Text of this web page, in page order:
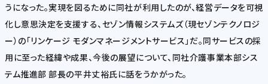
うになった。実現を図るために同社が利用したのが、経営データを可視
化し意思決定を支援する、セゾン情報システムズ（現セゾンテクノロジ
ー）の「リンケージ モダンマネージメントサービス」だ。同サービスの採
用に至った経緯や成果、今後の展望について、同社介護事業本部シス
テム推進部 部長の平井丈裕氏に話をうかがった。